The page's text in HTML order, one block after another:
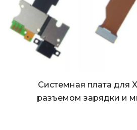
Системная плата для
разъемом зарядки и